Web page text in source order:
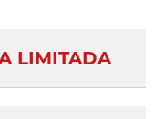
LIMITADA